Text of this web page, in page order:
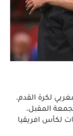
لكرة القدم،
المقبل،
لكأس افريقيا